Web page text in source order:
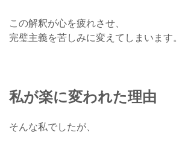
この解釈が心を疲れさせ、
完璧主義を苦しみに変えてしまいます。
私が楽に変われた理由
そんな私でしたが、